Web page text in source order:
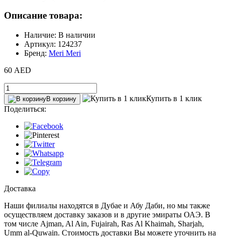
Описание товара:
Наличие: В наличии
Артикул: 124237
Бренд: Meri Meri
60 AED
В корзину
Купить в 1 клик
Поделиться:
Доставка
Наши филиалы находятся в Дубае и Абу Даби, но мы также
осуществляем доставку заказов и в другие эмираты ОАЭ. В
том числе Ajman, Al Ain‎, Fujairah, Ras Al Khaimah, Sharjah,
Umm al-Quwain. Стоимость доставки Вы можете уточнить на